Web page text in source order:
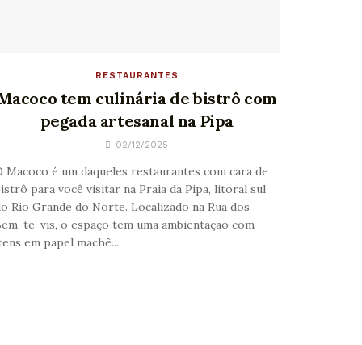
RESTAURANTES
tem culinária de bistrô com
pegada artesanal na Pipa
02/12/2025
Macoco é um daqueles restaurantes com cara de
para você visitar na Praia da Pipa, litoral sul
Rio Grande do Norte. Localizado na Rua dos
te-vis, o espaço tem uma ambientação com
em papel machê...